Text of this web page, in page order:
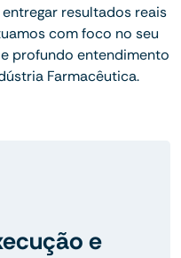
resultados reais
com foco no seu
profundo entendimento
Farmacêutica.
e